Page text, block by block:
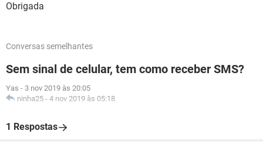
Obrigada
Conversas semelhantes
Sem sinal de celular, tem como receber SMS?
Yas - 3 nov 2019 às 20:05
ninha25 - 4 nov 2019 às 05:18
1 Respostas